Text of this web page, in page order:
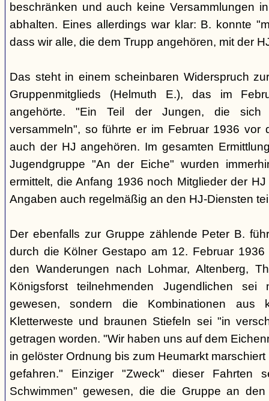
beschränken und auch keine Versammlungen
abhalten. Eines allerdings war klar: B. konnte
dass wir alle, die dem Trupp angehören, mit der
Das steht in einem scheinbaren Widerspruch
Gruppenmitglieds (Helmuth E.), das im
angehörte. "Ein Teil der Jungen, die
versammeln", so führte er im Februar 1936 vor
auch der HJ angehören. Im gesamten
Jugendgruppe "An der Eiche" wurden
ermittelt, die Anfang 1936 noch Mitglieder der
Angaben auch regelmäßig an den HJ-Diensten
Der ebenfalls zur Gruppe zählende Peter B.
durch die Kölner Gestapo am 12. Februar
den Wanderungen nach Lohmar, Altenberg,
Königsforst teilnehmenden Jugendlichen sei
gewesen, sondern die Kombinationen aus
Kletterweste und braunen Stiefeln sei "in
getragen worden. "Wir haben uns auf dem
in gelöster Ordnung bis zum Heumarkt
gefahren." Einziger "Zweck" dieser Fahrten
Schwimmen" gewesen, die die Gruppe an